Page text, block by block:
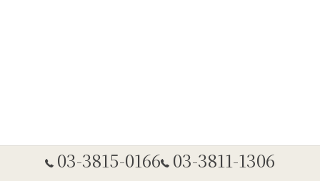
03-3815-0166 03-3811-1306